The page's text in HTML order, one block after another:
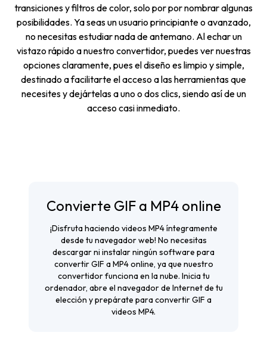
transiciones y filtros de color, solo por por nombrar algunas
posibilidades. Ya seas un usuario principiante o avanzado,
no necesitas estudiar nada de antemano. Al echar un
vistazo rápido a nuestro convertidor, puedes ver nuestras
opciones claramente, pues el diseño es limpio y simple,
destinado a facilitarte el acceso a las herramientas que
necesites y dejártelas a uno o dos clics, siendo así de un
acceso casi inmediato.
Convierte GIF a MP4 online
¡Disfruta haciendo videos MP4 íntegramente
desde tu navegador web! No necesitas
descargar ni instalar ningún software para
convertir GIF a MP4 online, ya que nuestro
convertidor funciona en la nube. Inicia tu
ordenador, abre el navegador de Internet de tu
elección y prepárate para convertir GIF a
videos MP4.